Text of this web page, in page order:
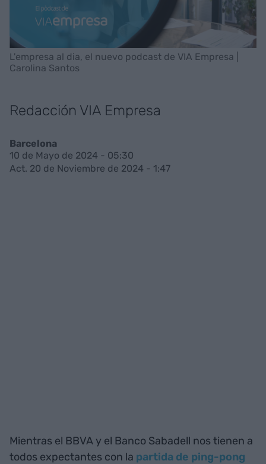
L'empresa al dia, el nuevo podcast de VIA Empresa |
Carolina Santos
Redacción VIA Empresa
Barcelona
10 de Mayo de 2024 - 05:30
Act. 20 de Noviembre de 2024 - 1:47
Mientras el BBVA y el Banco Sabadell nos tienen a
todos expectantes con la partida de ping-pong